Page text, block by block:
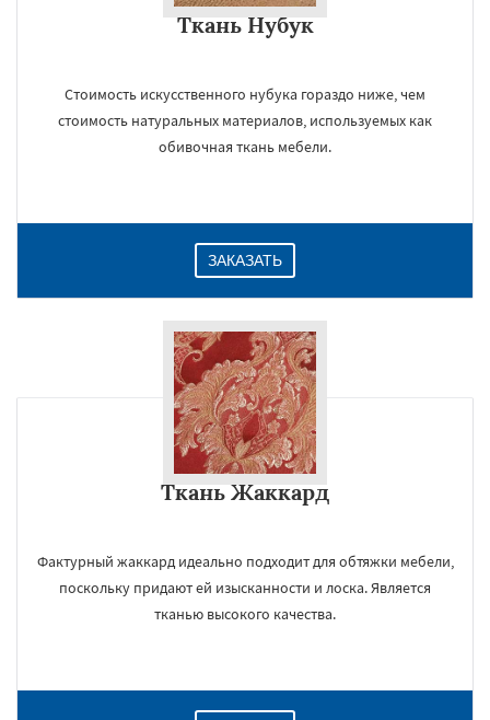
Ткань Нубук
Стоимость искусственного нубука гораздо ниже, чем
стоимость натуральных материалов, используемых как
обивочная ткань мебели.
ЗАКАЗАТЬ
Ткань Жаккард
Фактурный жаккард идеально подходит для обтяжки мебели,
поскольку придают ей изысканности и лоска. Является
тканью высокого качества.